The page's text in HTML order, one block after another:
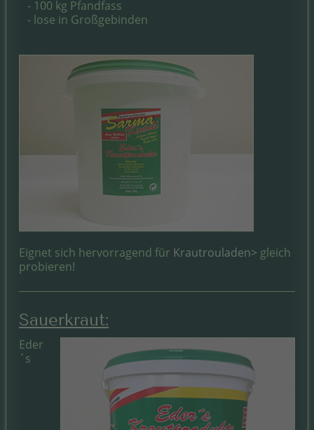
- 100 kg Pfandfass
- lose in Großgebinden
Eignet sich hervorragend für Krautrouladen> gleich
probieren!
Sauerkraut:
Eder
´s